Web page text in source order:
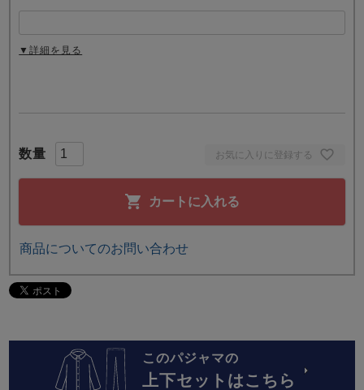
お気に入りに登録する
カートに入れる
▼詳細を見る
商品についてのお問い合わせ
このパジャマの
上下セットはこちら